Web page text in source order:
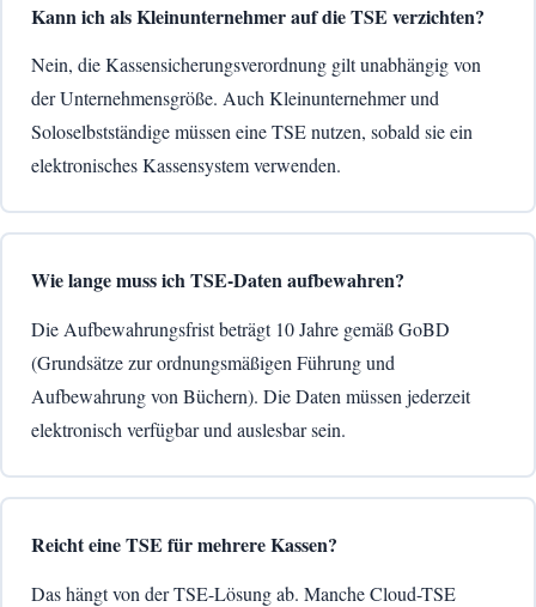
Kann ich als Kleinunternehmer auf die TSE verzichten?
Nein, die Kassensicherungsverordnung gilt unabhängig von
der Unternehmensgröße. Auch Kleinunternehmer und
Soloselbstständige müssen eine TSE nutzen, sobald sie ein
elektronisches Kassensystem verwenden.
Wie lange muss ich TSE-Daten aufbewahren?
Die Aufbewahrungsfrist beträgt 10 Jahre gemäß GoBD
(Grundsätze zur ordnungsmäßigen Führung und
Aufbewahrung von Büchern). Die Daten müssen jederzeit
elektronisch verfügbar und auslesbar sein.
Reicht eine TSE für mehrere Kassen?
Das hängt von der TSE-Lösung ab. Manche Cloud-TSE